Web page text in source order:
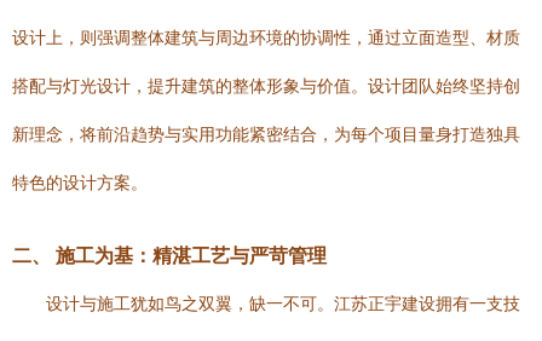
设计上，则强调整体建筑与周边环境的协调性，通过立面造型、材质
搭配与灯光设计，提升建筑的整体形象与价值。设计团队始终坚持创
新理念，将前沿趋势与实用功能紧密结合，为每个项目量身打造独具
特色的设计方案。
二、 施工为基：精湛工艺与严苛管理
设计与施工犹如鸟之双翼，缺一不可。江苏正宇建设拥有一支技